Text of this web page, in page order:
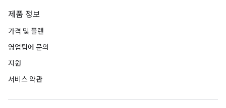
제품 정보
가격 및 플랜
영업팀에 문의
지원
서비스 약관